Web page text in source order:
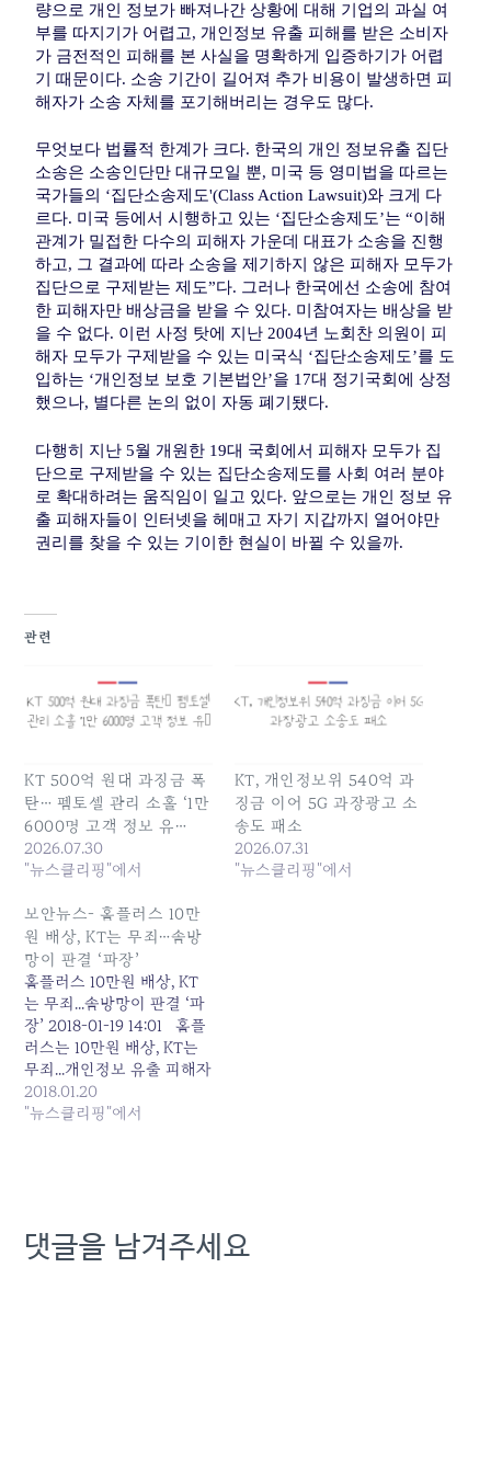
량으로 개인 정보가 빠져나간 상황에 대해 기업의 과실 여
부를 따지기가 어렵고, 개인정보 유출 피해를 받은 소비자
가 금전적인 피해를 본 사실을 명확하게 입증하기가 어렵
기 때문이다. 소송 기간이 길어져 추가 비용이 발생하면 피
해자가 소송 자체를 포기해버리는 경우도 많다.
무엇보다 법률적 한계가 크다. 한국의 개인 정보유출 집단
소송은 소송인단만 대규모일 뿐, 미국 등 영미법을 따르는
국가들의 ‘집단소송제도'(Class Action Lawsuit)와 크게 다
르다. 미국 등에서 시행하고 있는 ‘집단소송제도’는 “이해
관계가 밀접한 다수의 피해자 가운데 대표가 소송을 진행
하고, 그 결과에 따라 소송을 제기하지 않은 피해자 모두가
집단으로 구제받는 제도”다. 그러나 한국에선 소송에 참여
한 피해자만 배상금을 받을 수 있다. 미참여자는 배상을 받
을 수 없다. 이런 사정 탓에 지난 2004년 노회찬 의원이 피
해자 모두가 구제받을 수 있는 미국식 ‘집단소송제도’를 도
입하는 ‘개인정보 보호 기본법안’을 17대 정기국회에 상정
했으나, 별다른 논의 없이 자동 폐기됐다.
다행히 지난 5월 개원한 19대 국회에서 피해자 모두가 집
단으로 구제받을 수 있는 집단소송제도를 사회 여러 분야
로 확대하려는 움직임이 일고 있다. 앞으로는 개인 정보 유
출 피해자들이 인터넷을 헤매고 자기 지갑까지 열어야만
권리를 찾을 수 있는 기이한 현실이 바뀔 수 있을까.
관련
KT 500억 원대 과징금 폭
탄… 펨토셀 관리 소홀 ‘1만
6000명 고객 정보 유…
2026.07.30
"뉴스클리핑"에서
KT, 개인정보위 540억 과
징금 이어 5G 과장광고 소
송도 패소
2026.07.31
"뉴스클리핑"에서
보안뉴스- 홈플러스 10만
원 배상, KT는 무죄…솜방
망이 판결 ‘파장’
홈플러스 10만원 배상, KT
는 무죄...솜방망이 판결 ‘파
장’ 2018-01-19 14:01 홈플
러스는 10만원 배상, KT는
무죄...개인정보 유출 피해자
있어도 솜방망이 처벌 한 명
만 소송해도 모든 피해자에
스가 패소해 1인당 10만원,
총 8,300만원을 배상하라는
2018.01.20
"뉴스클리핑"에서
댓글을 남겨주세요